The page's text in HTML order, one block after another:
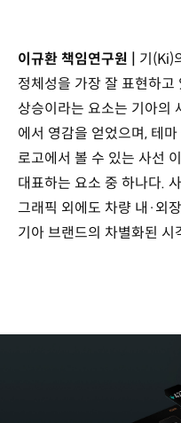
이규환 책임연구원 | 기(Ki)
정체성을 가장 잘 표현하고
상승이라는 요소는 기아
에서 영감을 얻었으며, 테
로고에서 볼 수 있는 사선
대표하는 요소 중 하나다.
그래픽 외에도 차량 내·외
기아 브랜드의 차별화된 시